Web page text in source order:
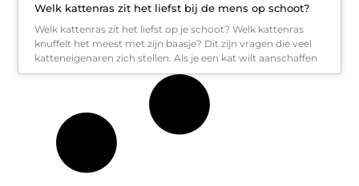
Welk kattenras zit het liefst bij de mens op schoot?
Welk kattenras zit het liefst op je schoot? Welk kattenras
knuffelt het meest met zijn baasje? Dit zijn vragen die veel
katteneigenaren zich stellen. Als je een kat wilt aanschaffen